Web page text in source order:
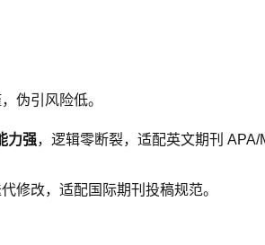
伪引风险低。
力强，逻辑零断裂，适配英文期刊
修改，适配国际期刊投稿规范。